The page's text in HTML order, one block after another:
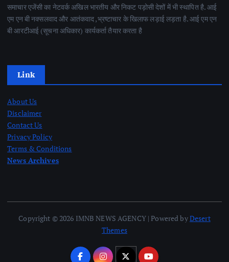
समाचार एजेंसी का नेटवर्क अखिल भारतीय और निकट पड़ोसी देशों में भी स्थापित है. आई
एम एन बी नक्सलवाद और आतंकवाद ,भ्रष्टाचार के खिलाफ लड़ाई लड़ता है. आई एम एन
बी आरटीआई (सूचना अधिकार) कार्यकर्ता तैयार करता है
Link
About Us
Disclaimer
Contact Us
Privacy Policy
Terms & Conditions
News Archives
Copyright © 2026 IMNB NEWS AGENCY | Powered byDesert
Themes